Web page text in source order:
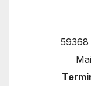
59368